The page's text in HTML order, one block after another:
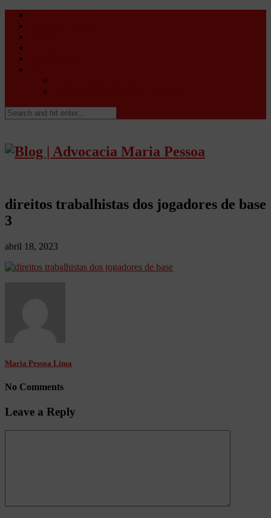
direitos trabalhistas dos jogadores de base
3
abril 18, 2023
Maria Pessoa Lima
No Comments
Leave a Reply